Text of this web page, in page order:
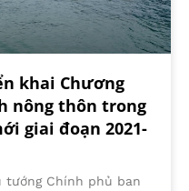
khai Chương
nông thôn trong
giai đoạn 2021-
tướng Chính phủ ban